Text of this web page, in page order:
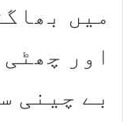
میں
اور
بے چینی